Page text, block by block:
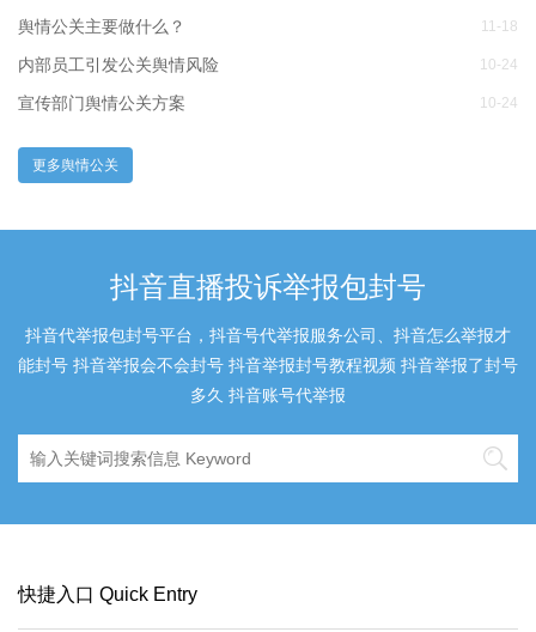
舆情公关主要做什么？ 11-18
内部员工引发公关舆情风险 10-24
宣传部门舆情公关方案 10-24
更多舆情公关
抖音直播投诉举报包封号
抖音代举报包封号平台，抖音号代举报服务公司、抖音怎么举报才
能封号 抖音举报会不会封号 抖音举报封号教程视频 抖音举报了封号
多久 抖音账号代举报
快捷入口 Quick Entry